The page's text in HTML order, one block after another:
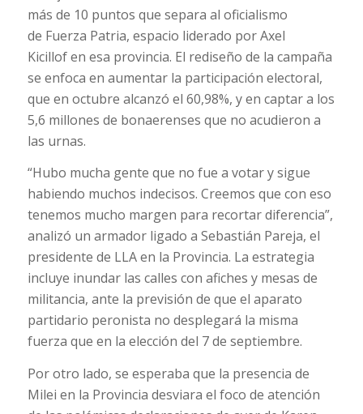
más de 10 puntos que separa al oficialismo
de Fuerza Patria, espacio liderado por Axel
Kicillof en esa provincia. El rediseño de la campaña
se enfoca en aumentar la participación electoral,
que en octubre alcanzó el 60,98%, y en captar a los
5,6 millones de bonaerenses que no acudieron a
las urnas.
“Hubo mucha gente que no fue a votar y sigue
habiendo muchos indecisos. Creemos que con eso
tenemos mucho margen para recortar diferencia”,
analizó un armador ligado a Sebastián Pareja, el
presidente de LLA en la Provincia. La estrategia
incluye inundar las calles con afiches y mesas de
militancia, ante la previsión de que el aparato
partidario peronista no desplegará la misma
fuerza que en la elección del 7 de septiembre.
Por otro lado, se esperaba que la presencia de
Milei en la Provincia desviara el foco de atención